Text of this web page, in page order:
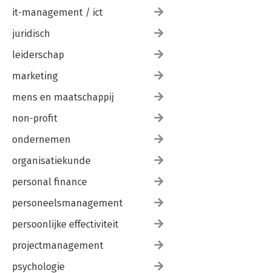
it-management / ict
juridisch
leiderschap
marketing
mens en maatschappij
non-profit
ondernemen
organisatiekunde
personal finance
personeelsmanagement
persoonlijke effectiviteit
projectmanagement
psychologie